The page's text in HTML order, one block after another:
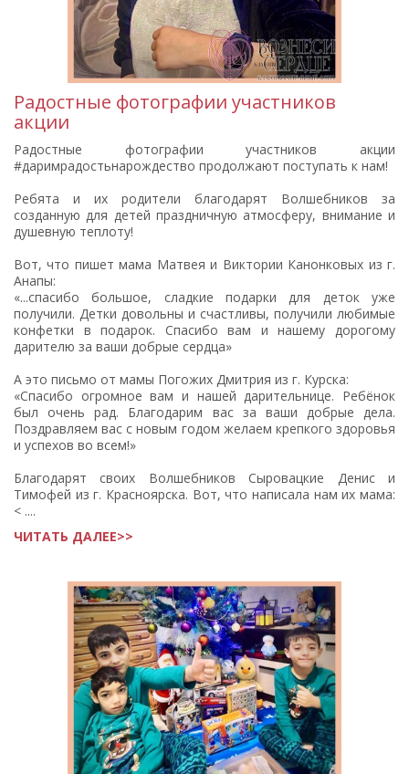
Радостные фотографии участников
акции
Радостные фотографии участников акции
#даримрадостьнарождество продолжают поступать к нам!
Ребята и их родители благодарят Волшебников за
созданную для детей праздничную атмосферу, внимание и
душевную теплоту!
Вот, что пишет мама Матвея и Виктории Канонковых из г.
Анапы:
«...спасибо большое, сладкие подарки для деток уже
получили. Детки довольны и счастливы, получили любимые
конфетки в подарок. Спасибо вам и нашему дорогому
дарителю за ваши добрые сердца»
А это письмо от мамы Погожих Дмитрия из г. Курска:
«Спасибо огромное вам и нашей дарительнице. Ребёнок
был очень рад. Благодарим вас за ваши добрые дела.
Поздравляем вас с новым годом желаем крепкого здоровья
и успехов во всем!»
Благодарят своих Волшебников Сыровацкие Денис и
Тимофей из г. Красноярска. Вот, что написала нам их мама:
< ....
ЧИТАТЬ ДАЛЕЕ>>